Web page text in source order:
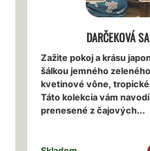
DARČEKOVÁ
Zažite pokoj a krásu
šálkou jemného
kvetinové vône,
Táto kolekcia vám
prenesené z čajových...